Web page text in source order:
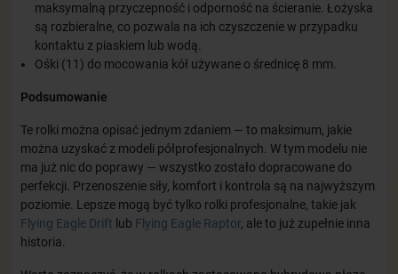
maksymalną przyczepność i odporność na ścieranie. Łożyska
są rozbieralne, co pozwala na ich czyszczenie w przypadku
kontaktu z piaskiem lub wodą.
Ośki (11) do mocowania kół używane o średnicę 8 mm.
Podsumowanie
Te rolki można opisać jednym zdaniem — to maksimum, jakie
można uzyskać z modeli półprofesjonalnych. W tym modelu nie
ma już nic do poprawy — wszystko zostało dopracowane do
perfekcji. Przenoszenie siły, komfort i kontrola są na najwyższym
poziomie. Lepsze mogą być tylko rolki profesjonalne, takie jak
Flying Eagle Drift lub Flying Eagle Raptor, ale to już zupełnie inna
historia.